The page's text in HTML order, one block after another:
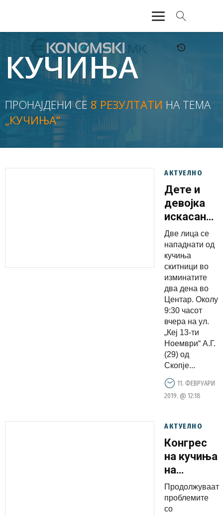
АКТУЕЛНО
ЕКОНОМИЈА
ФИНАНСИИ
БАНКАРСТВО
ЖИВОТ
КУЧИЊА
ПРОНАЈДЕНИ СЕ 8 РЕЗУЛТАТИ НА ТЕМА
„КУЧИЊА“
АКТУЕЛНО
Дете и
девојка
искасани
од
кучиња во
Центар
Две лица се
нападнати од
кучиња
скитници во
изминатите
два дена во
Центар. Околу
9:30 часот
вчера на ул.
„Кеј 13-ти
Ноември“ А.Г.
(29) од
Скопје...
11. ФЕВРУАРИ
2019. @ 12:18
АКТУЕЛНО
Конгрес
на кучиња
на
Плоштад
во Скопје
Продолжуваат
проблемите
со